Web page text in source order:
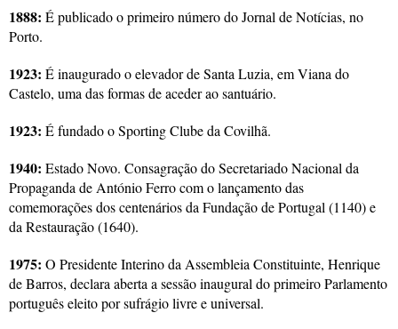
1888: É publicado o primeiro número do Jornal de Notícias, no
Porto.
1923: É inaugurado o elevador de Santa Luzia, em Viana do
Castelo, uma das formas de aceder ao santuário.
1923: É fundado o Sporting Clube da Covilhã.
1940: Estado Novo. Consagração do Secretariado Nacional da
Propaganda de António Ferro com o lançamento das
comemorações dos centenários da Fundação de Portugal (1140) e
da Restauração (1640).
1975: O Presidente Interino da Assembleia Constituinte, Henrique
de Barros, declara aberta a sessão inaugural do primeiro Parlamento
português eleito por sufrágio livre e universal.